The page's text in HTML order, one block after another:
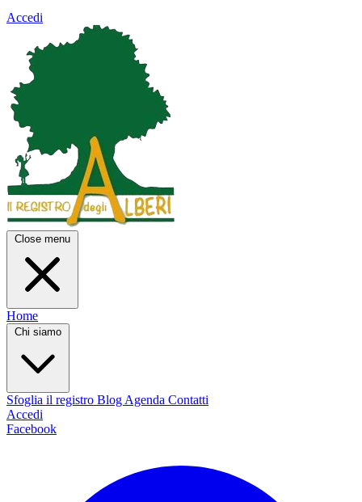
Accedi
Close menu
Home
Chi siamo
Sfoglia il registro Blog Agenda Contatti
Accedi
Facebook